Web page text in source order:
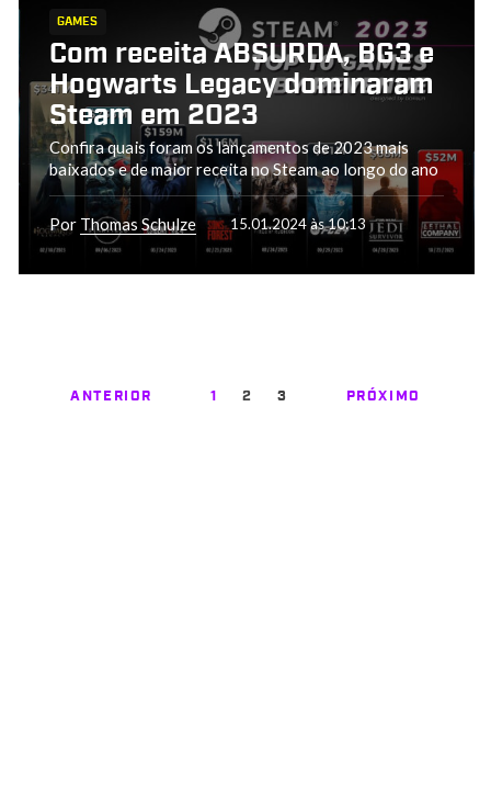
GAMES
Com receita ABSURDA, BG3 e
Hogwarts Legacy dominaram
Steam em 2023
Confira quais foram os lançamentos de 2023 mais
baixados e de maior receita no Steam ao longo do ano
Por Thomas Schulze 15.01.2024 às 10:13
ANTERIOR 1 2 3 PRÓXIMO